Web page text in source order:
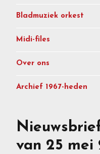
Bladmuziek orkest
Midi-files
Over ons
Archief 1967-heden
van 25 mei